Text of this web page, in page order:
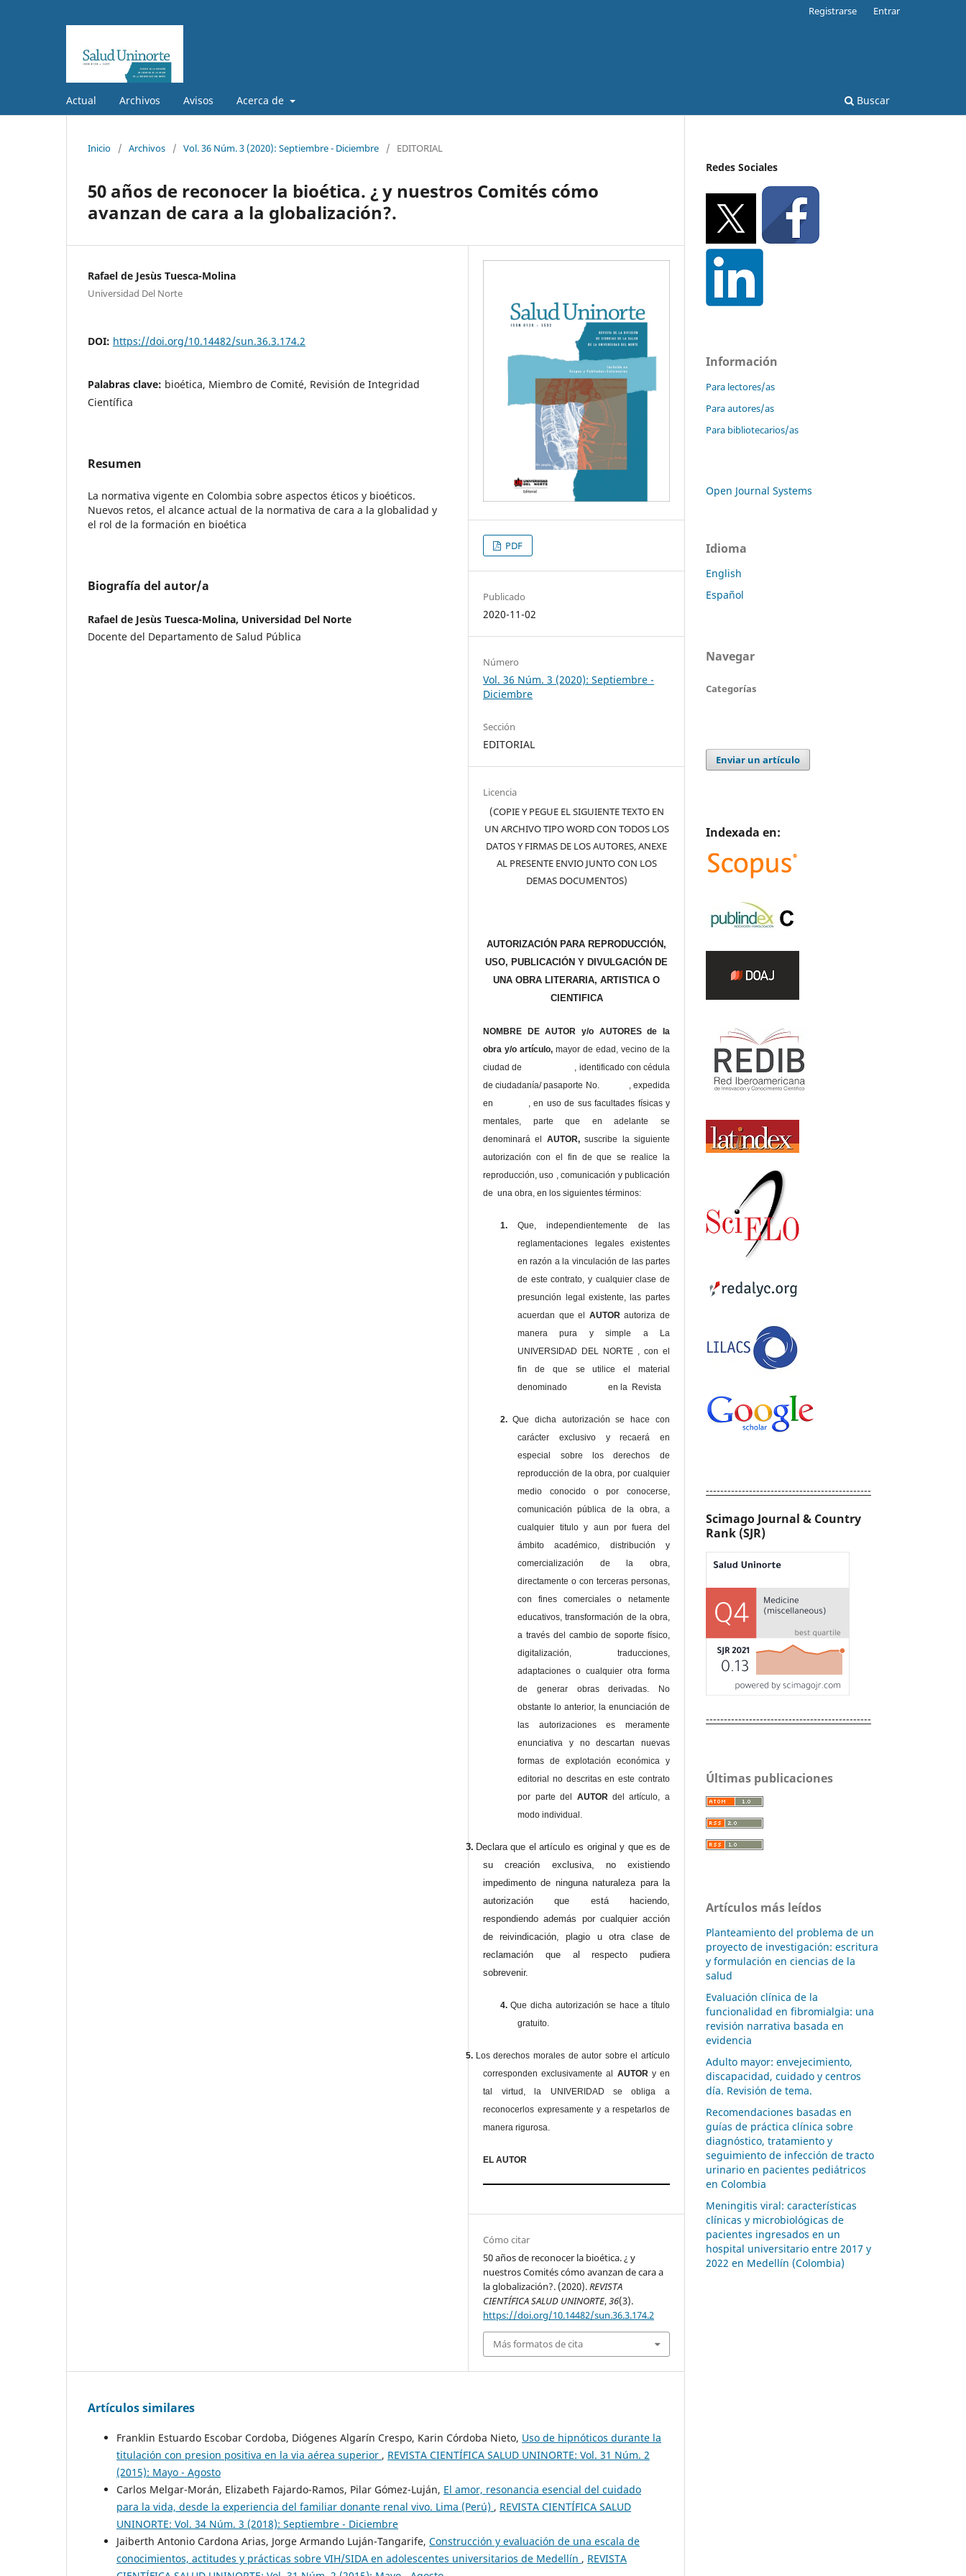
Actual Archivos Avisos Acerca de Buscar
Registrarse Entrar
Inicio / Archivos / Vol. 36 Núm. 3 (2020): Septiembre - Diciembre / EDITORIAL
50 años de reconocer la bioética. ¿ y nuestros Comités cómo
avanzan de cara a la globalización?.
Rafael de Jesùs Tuesca-Molina
Universidad Del Norte
DOI: https://doi.org/10.14482/sun.36.3.174.2
Palabras clave: bioética, Miembro de Comité, Revisión de Integridad
Científica
Resumen
La normativa vigente en Colombia sobre aspectos éticos y bioéticos.
Nuevos retos, el alcance actual de la normativa de cara a la globalidad y
el rol de la formación en bioética
Biografía del autor/a
Rafael de Jesùs Tuesca-Molina, Universidad Del Norte
Docente del Departamento de Salud Pública
PDF
Publicado
2020-11-02
Número
Vol. 36 Núm. 3 (2020): Septiembre -
Diciembre
Sección
EDITORIAL
Licencia
(COPIE Y PEGUE EL SIGUIENTE TEXTO EN
UN ARCHIVO TIPO WORD CON TODOS LOS
DATOS Y FIRMAS DE LOS AUTORES, ANEXE
AL PRESENTE ENVIO JUNTO CON LOS
DEMAS DOCUMENTOS)
AUTORIZACIÓN PARA REPRODUCCIÓN,
USO, PUBLICACIÓN Y DIVULGACIÓN DE
UNA OBRA LITERARIA, ARTISTICA O
CIENTIFICA
NOMBRE DE AUTOR y/o AUTORES de la
obra y/o artículo,mayor de edad, vecino de la
ciudad de , identificado con cédula
de ciudadanía/ pasaporte No. , expedida
en , en uso de sus facultades físicas y
mentales, parte que en adelante se
denominará el AUTOR,suscribe la siguiente
autorización con el fin de que se realice la
reproducción, uso , comunicación y publicación
de una obra, en los siguientes términos:
1.
Que, independientemente de las
reglamentaciones legales existentes
en razón a la vinculación de las partes
de este contrato, y cualquier clase de
presunción legal existente, las partes
acuerdan que el AUTORautoriza de
manera pura y simple a La
UNIVERSIDAD DEL NORTE , con el
fin de que se utilice el material
denominado en la Revista
2. Que dicha autorización se hace con
carácter exclusivo y recaerá en
especial sobre los derechos de
reproducción de la obra, por cualquier
medio conocido o por conocerse,
comunicación pública de la obra, a
cualquier titulo y aun por fuera del
ámbito académico, distribución y
comercialización de la obra,
directamente o con terceras personas,
con fines comerciales o netamente
educativos, transformación de la obra,
a través del cambio de soporte físico,
digitalización, traducciones,
adaptaciones o cualquier otra forma
de generar obras derivadas. No
obstante lo anterior, la enunciación de
las autorizaciones es meramente
enunciativa y no descartan nuevas
formas de explotación económica y
editorial no descritas en este contrato
por parte del AUTOR del artículo, a
modo individual.
3. Declara que el artículo es original y que es de
su creación exclusiva, no existiendo
impedimento de ninguna naturaleza para la
autorización que está haciendo,
respondiendo además por cualquier acción
de reivindicación, plagio u otra clase de
reclamación que al respecto pudiera
sobrevenir.
4. Que dicha autorización se hace a título
gratuito.
5. Los derechos morales de autor sobre el artículo
corresponden exclusivamente al AUTOR y en
tal virtud, la UNIVERIDAD se obliga a
reconocerlos expresamente y a respetarlos de
manera rigurosa.
EL AUTOR
Cómo citar
50 años de reconocer la bioética. ¿ y
nuestros Comités cómo avanzan de cara a
la globalización?. (2020).REVISTA
CIENTÍFICA SALUD UNINORTE,36(3).
https://doi.org/10.14482/sun.36.3.174.2
Más formatos de cita
Artículos similares
Franklin Estuardo Escobar Cordoba, Diógenes Algarín Crespo, Karin Córdoba Nieto, Uso de hipnóticos durante la
titulación con presion positiva en la via aérea superior , REVISTA CIENTÍFICA SALUD UNINORTE: Vol. 31 Núm. 2
(2015): Mayo - Agosto
Carlos Melgar-Morán, Elizabeth Fajardo-Ramos, Pilar Gómez-Luján, El amor, resonancia esencial del cuidado
para la vida, desde la experiencia del familiar donante renal vivo. Lima (Perú) , REVISTA CIENTÍFICA SALUD
UNINORTE: Vol. 34 Núm. 3 (2018): Septiembre - Diciembre
Jaiberth Antonio Cardona Arias, Jorge Armando Luján-Tangarife, Construcción y evaluación de una escala de
conocimientos, actitudes y prácticas sobre VIH/SIDA en adolescentes universitarios de Medellín , REVISTA
Redes Sociales
Información
Para lectores/as
Para autores/as
Para bibliotecarios/as
Open Journal Systems
Idioma
English
Español
Navegar
Categorías
Enviar un artículo
Indexada en:
----------------------------------------------
Scimago Journal & Country
Rank (SJR)
----------------------------------------------
Últimas publicaciones
Artículos más leídos
Planteamiento del problema de un
proyecto de investigación: escritura
y formulación en ciencias de la
salud
Evaluación clínica de la
funcionalidad en fibromialgia: una
revisión narrativa basada en
evidencia
Adulto mayor: envejecimiento,
discapacidad, cuidado y centros
día. Revisión de tema.
Recomendaciones basadas en
guías de práctica clínica sobre
diagnóstico, tratamiento y
seguimiento de infección de tracto
urinario en pacientes pediátricos
en Colombia
Meningitis viral: características
clínicas y microbiológicas de
pacientes ingresados en un
hospital universitario entre 2017 y
2022 en Medellín (Colombia)